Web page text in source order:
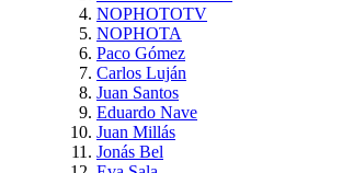
NOPHOTOTV
NOPHOTA
Paco Gómez
Carlos Luján
Juan Santos
Eduardo Nave
Juan Millás
Jonás Bel